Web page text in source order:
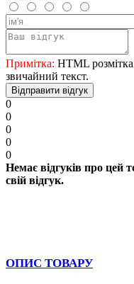
Примітка: HTML
звичайний текст.
Відправити відгук
0
0
0
0
0
Немає відгуків про цей
свій відгук.
ОПИС ТОВАРУ